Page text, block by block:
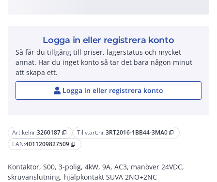
Artikelnr:3260187 content_copy Tillv.art.nr:3RT2016-1BB44-3MA0 content_copy
EAN:4011209827509 content_copy
Kontaktor, S00, 3-polig, 4kW, 9A, AC3, manöver 24VDC,
skruvanslutning, hjälpkontakt SUVA 2NO+2NC
Logga in eller registrera konto
Så får du tillgång till priser, lagerstatus och mycket
annat. Har du inget konto så tar det bara någon minut
att skapa ett.
Logga in eller registrera konto